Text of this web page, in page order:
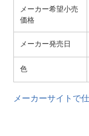
メーカー希望小売
価格
メーカー発売日
色
メーカーサイトで